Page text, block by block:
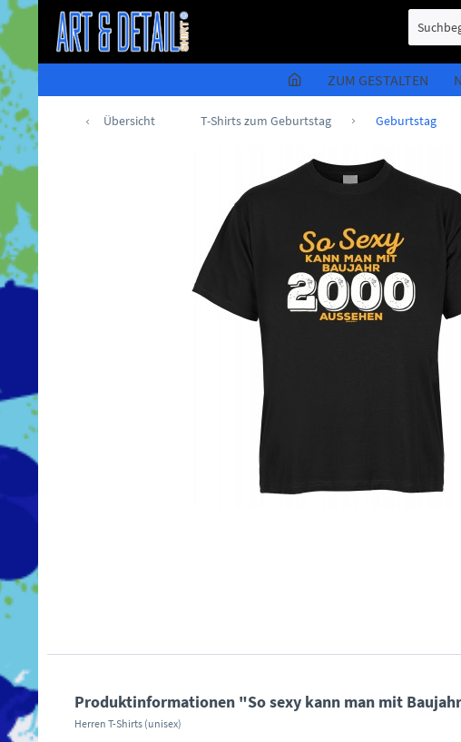
ZUM GESTALTEN
Übersicht T-Shirts zum Geburtstag Geburtstag
Produktinformationen "So sexy kann man mit
Herren T-Shirts (unisex)